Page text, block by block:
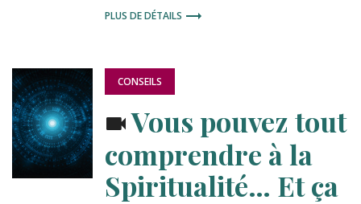
PLUS DE DÉTAILS
PUBLIÉ
DANS
CONSEILS
Vous pouvez tout
comprendre à la
Spiritualité… Et ça